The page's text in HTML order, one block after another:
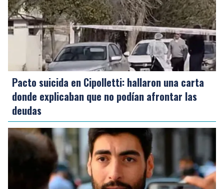
Pacto suicida en Cipolletti: hallaron una carta
donde explicaban que no podían afrontar las
deudas